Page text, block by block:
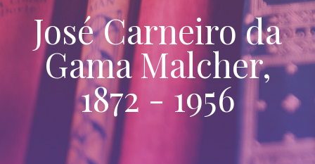
José Carneiro da
Gama Malcher,
1872 - 1956